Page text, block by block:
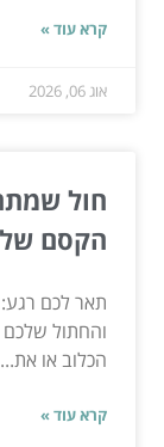
קרא עוד »
אוג 06, 2026
חול
הקסם של
תאר לכם רגע:
והחתול
הכלוב או את...
קרא עוד »